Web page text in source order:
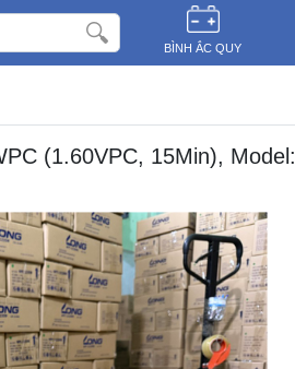
BÌNH ẮC QUY
(1.60VPC, 15Min), Model: